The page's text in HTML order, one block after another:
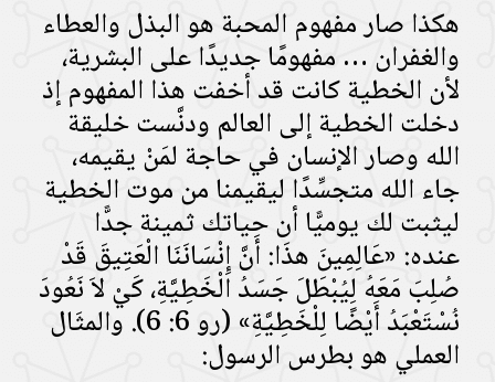
هكذا صار مفهوم المحبة هو البذل والعطاء
والغفران … مفهومًا جديدًا على البشرية،
لأن الخطية كانت قد أخفت هذا المفهوم إذ
دخلت الخطية إلى العالم ودنَّست خليقة
الله وصار الإنسان في حاجة لمَنْ يقيمه،
جاء الله متجسِّدًا ليقيمنا من موت الخطية
ليثبت لك يوميًّا أن حياتك ثمينة جدًّا
عنده: «عَالِمِينَ هذَا: أَنَّ إِنْسَانَنَا الْعَتِيقَ قَدْ
صُلِبَ مَعَهُ لِيُبْطَلَ جَسَدُ الْخَطِيَّةِ، كَيْ لاَ نَعُودَ
نُسْتَعْبَدُ أَيْضًا لِلْخَطِيَّةِ» (رو 6: 6). والمثَال
العملي هو بطرس الرسول: